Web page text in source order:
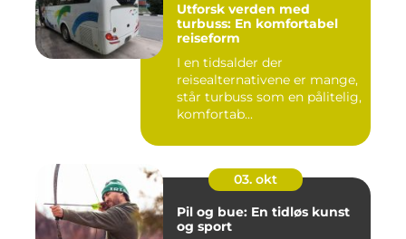
Utforsk verden med
turbuss: En komfortabel
reiseform
I en tidsalder der
reisealternativene er mange,
står turbuss som en pålitelig,
komfortab...
03. okt
Pil og bue: En tidløs kunst
og sport